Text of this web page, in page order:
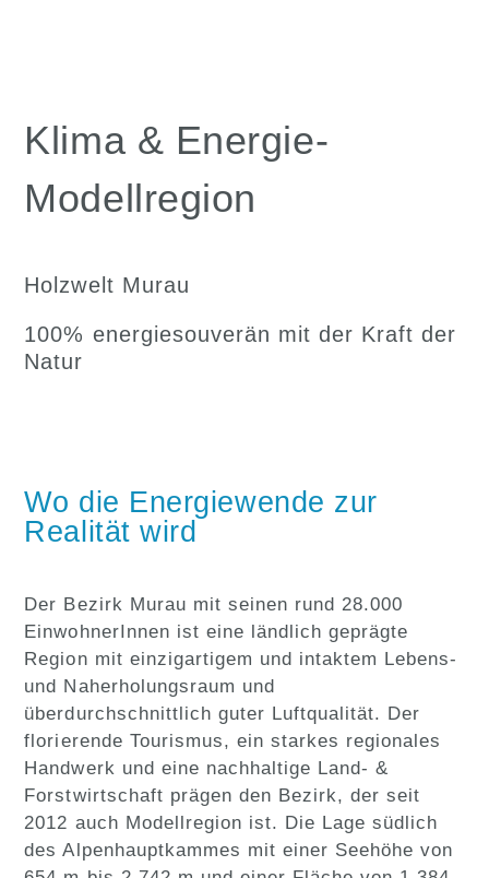
Klima & Energie-
Modellregion
Holzwelt Murau
100% energiesouverän mit der Kraft der
Natur
Wo die Energiewende zur
Realität wird
Der Bezirk Murau mit seinen rund 28.000
EinwohnerInnen ist eine ländlich geprägte
Region mit einzigartigem und intaktem Lebens-
und Naherholungsraum und
überdurchschnittlich guter Luftqualität. Der
florierende Tourismus, ein starkes regionales
Handwerk und eine nachhaltige Land- &
Forstwirtschaft prägen den Bezirk, der seit
2012 auch Modellregion ist. Die Lage südlich
des Alpenhauptkammes mit einer Seehöhe von